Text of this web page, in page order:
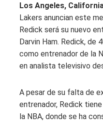
Los Angeles,
Lakers anuncian este
Redick será su nuevo
Darvin Ham. Redick, de
como entrenador de la
en analista televisivo
A pesar de su falta de
entrenador, Redick
la NBA, donde se ha